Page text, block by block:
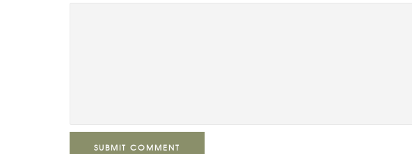
SUBMIT COMMENT